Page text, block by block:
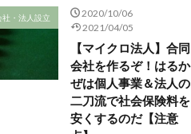
社・法人設立
2020/10/06
2021/04/05
【マイクロ法人】合同
会社を作るぞ！はるか
ぜは個人事業＆法人の
二刀流で社会保険料を
安くするのだ【注意